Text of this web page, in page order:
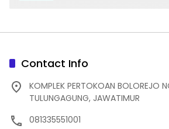
Contact Info
KOMPLEK PERTOKOAN BOLOREJO
TULUNGAGUNG, JAWATIMUR
081335551001